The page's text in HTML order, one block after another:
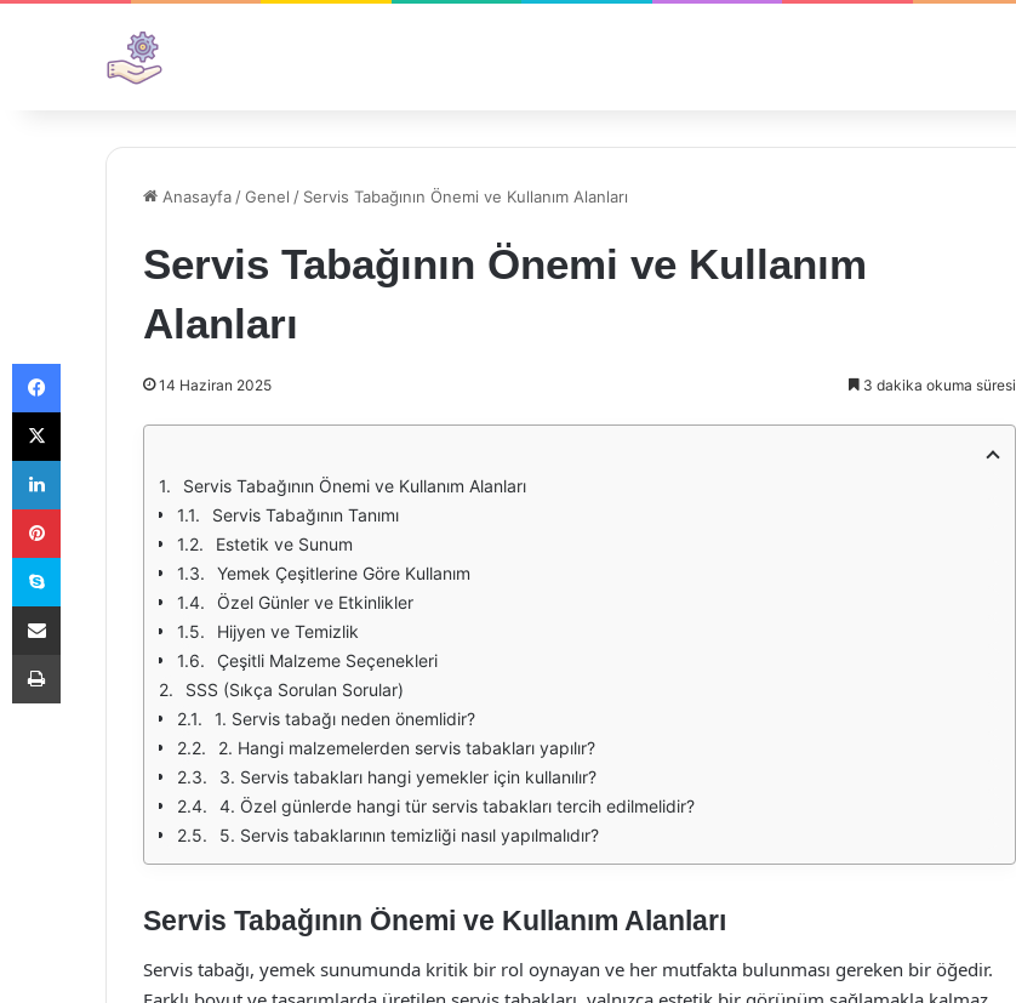
Anasayfa /Genel / Servis Tabağının Önemi ve Kullanım Alanları
Servis Tabağının Önemi ve Kullanım
Alanları
14 Haziran 2025 3 dakika okuma süresi
Servis Tabağının Önemi ve Kullanım Alanları
Servis Tabağının Tanımı
Estetik ve Sunum
Yemek Çeşitlerine Göre Kullanım
Özel Günler ve Etkinlikler
Hijyen ve Temizlik
Çeşitli Malzeme Seçenekleri
SSS (Sıkça Sorulan Sorular)
1. Servis tabağı neden önemlidir?
2. Hangi malzemelerden servis tabakları yapılır?
3. Servis tabakları hangi yemekler için kullanılır?
4. Özel günlerde hangi tür servis tabakları tercih edilmelidir?
5. Servis tabaklarının temizliği nasıl yapılmalıdır?
Servis Tabağının Önemi ve Kullanım Alanları
Servis tabağı, yemek sunumunda kritik bir rol oynayan ve her mutfakta bulunması gereken bir öğedir.
Facebook
X
LinkedIn
Pinterest
Skype
E-Posta ile paylaş